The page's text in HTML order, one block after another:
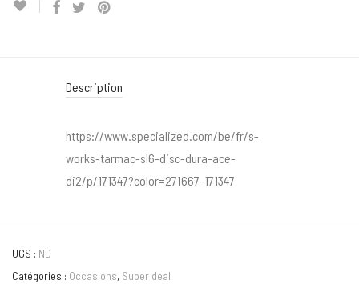
Description
https://www.specialized.com/be/fr/s-
works-tarmac-sl6-disc-dura-ace-
di2/p/171347?color=271667-171347
UGS : ND
Catégories : Occasions, Super deal